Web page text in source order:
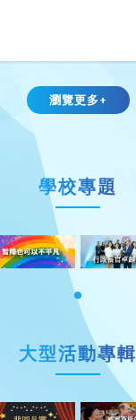
瀏覽更多+
學校專題
大型活動專輯